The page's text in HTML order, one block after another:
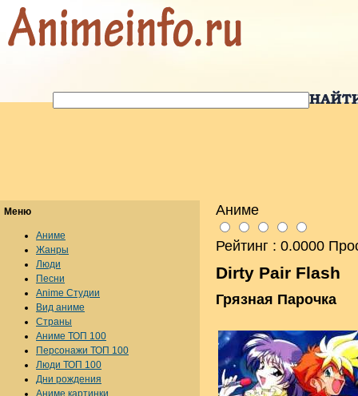
Аниме
Рейтинг : 0.0000
Dirty Pair Flash
Грязная Парочка
Меню
Аниме
Жанры
Люди
Песни
Anime Студии
Вид аниме
Страны
Аниме ТОП 100
Персонажи ТОП 100
Люди ТОП 100
Дни рождения
Аниме картинки